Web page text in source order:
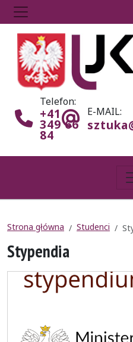
Telefon:
+41
349 66
84
E-MAIL:
Strona główna Studenci
Stypendia